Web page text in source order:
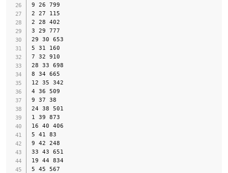
9 26 799
2 27 115
2 28 402
3 29 777
29 30 653
5 31 160
7 32 910
28 33 698
8 34 665
12 35 342
4 36 509
9 37 38
24 38 501
1 39 873
16 40 406
5 41 83
9 42 248
33 43 651
19 44 834
5 45 567